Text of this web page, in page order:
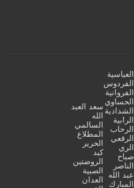
العباسية
الفردوس
الفروانية
الحساوي
الشدادية
الرابية
الرحاب
الرقعي
الري
صباح
الناصر
عبد الله
المبارك
سعد العبد
الله
السالمي
المطلاع
الحرير
كبد
الروضتين
الصبية
العدان